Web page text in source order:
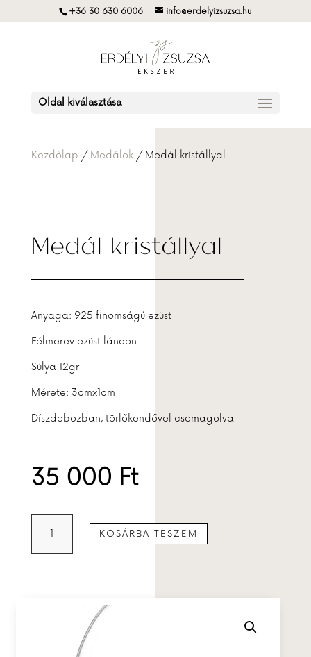
+36 30 630 6006 info@erdelyizsuzsa.hu
Oldal kiválasztása
Kezdőlap / Medálok/ Medál kristállyal
Medál kristállyal
Anyaga: 925 finomságú ezüst
Félmerev ezüst láncon
Súlya 12gr
Mérete: 3cmx1cm
Díszdobozban, törlőkendővel csomagolva
35 000 Ft
kristállyal
mennyiség
KOSÁRBA TESZEM